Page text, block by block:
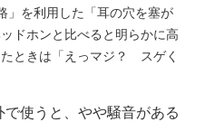
」を利用した「耳の穴を塞が
ドホンと比べると明らかに高
ときは「えっマジ？ スゲく
使うと、やや騒音がある